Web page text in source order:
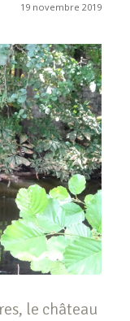
19 novembre 2019
le château